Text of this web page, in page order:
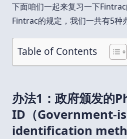
下面咱们一起来复习一下
Fintrac的规定，我们一共有5种
Table of Contents
办法1：政府颁发的
ID（Government-
identification